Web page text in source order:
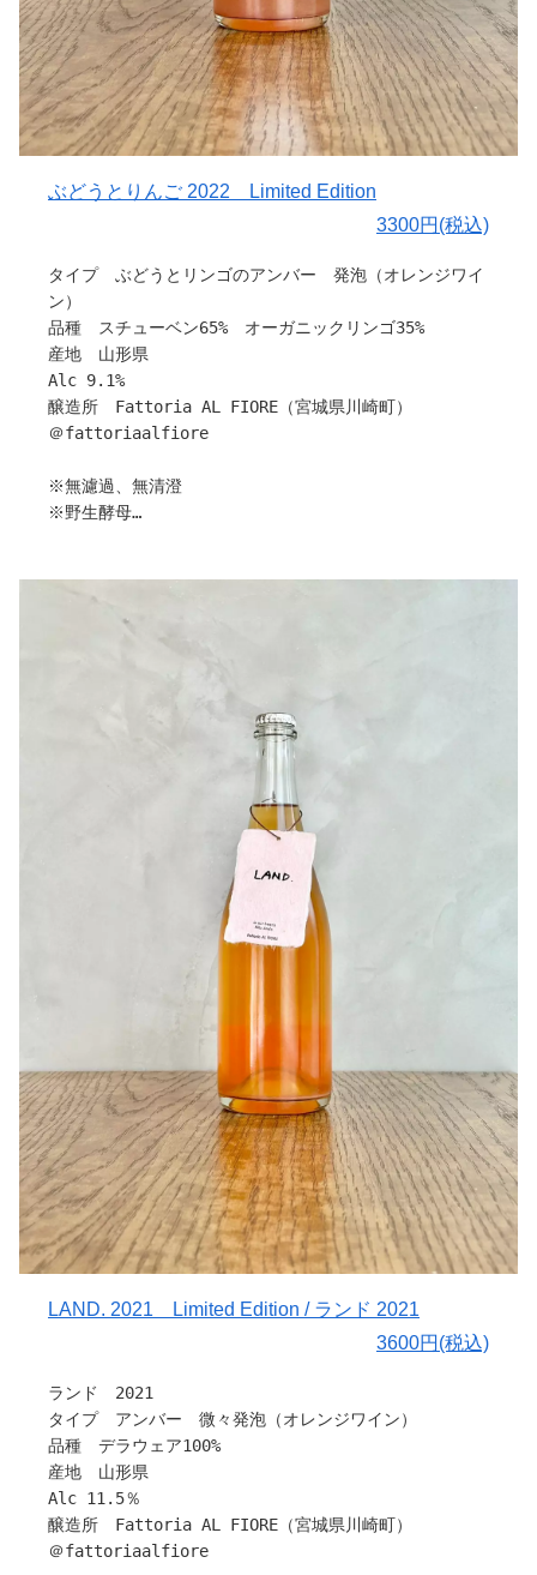
待って収穫したぶどうで仕込んでいるワインが、この ORO
となります。
⼤野農園のシャルドネは、2019 年に単醸で仕込める収穫
量となり、2021 年より樹も安定してまいりまして、更に
⾼品質のぶどうが収穫できています。
⼤野さんは、ぶどう栽培を 50 年近く続けるなかで、⽣⾷
培管理を私たちに任せていただきながら、御年 70 歳を過
ぎても尚、もう⼀度ワインぶどうに本気で取り組んでみた
その結果が、ORO のシャルドネであり、Rosso のメルロ
ーであります。
この 2 つの cuvée は、私にとっても⼤変思い⼊れがあ
る cuvée なのです。
最⾼の状態でバトンを渡して頂いた、この⾦ピカのぶどう
を、私の醸造で汚すことのなきように、丁寧に、丁寧に仕
込んでいきます。
通り、⾦ピカのワインになりました。
素晴らしいぶどうが、健全なまま、素晴らしいワインにな
普段より、ワインの状態を客観的判断のもと、なるべくみ
なさまがご納得していただける価格で、上代を設定してい
るつもりです。
まうと、なかなか今までの価格帯でのリリースで良いのだ
ろうかと不安になりました。
価格を安く設定し過ぎても、そのワインの価値を⾒出すこ
とはできないことと、情熱をワインぶどうに注ぐ⼤野 正
敏⽒への敬意を表するためにも、この価格設定とさせてい
もちろん、ご購⼊頂けるお客様にとっても、⼗分にご満⾜
頂ける内容だと思っております。
引用：Fattoria AL FIORE
れて、自重で出てきた果汁(フリーラン)のみを Piacere!
として使用し、Ciao! Ciao!は、残った果皮と種子の割合
が、果汁に対して200%使用しているので、タンニンもほど
ほどに出ております。
このワインのアプローチとして、発酵終了後すぐにおり引
きして瓶詰めするため、オリが下がり切らずに、少し濁り
瓶の中で、乳酸発酵が起きることで、ドライで少しタニッ
す。
〇皆様へメッセージ
Piacere! の兄弟分的位置付けの Ciao! Ciao!。
「じゃあね！またね！」という意味を込めて身構えず楽し
くお召し上がりください。
醸し期間が長い分、来年までゆっくり待ってあげると、さ
がりいただけることと思います。
抜栓後の経過もとても長く、1 週間して泡が抜けても、少
み比べも面白いですので、ぜひお試しください。
〇おすすめの楽しみ方
・シーン 家飲み外飲み問わず、暑い日はキンキンに冷し
ても良し、温度を上げても良い。
・グラス ガラスコップ/小さめのワイングラス
・お料理 そのまま乾杯/豚・ラムなどの肉料理/スパイス
をふんだんに使った料理/ソース料理
・飲みきり 抜栓から一週間程度
※上記はリリース時点での一例です。皆様の想像を膨らま
せながら、思い思いに楽しんでいただければ幸いです
・Label Design by Yuki Imamura
ぶどうとりんご 2022 Limited Edition
3300円(税込)
タイプ ぶどうとリンゴのアンバー 発泡（オレンジワイ
ン）
品種 スチューベン65% オーガニックリンゴ35%
産地 山形県
Alc 9.1%
醸造所 Fattoria AL FIORE（宮城県川崎町）
＠fattoriaalfiore
※無濾過、無清澄
※野生酵母
※生産本数859本
「ぶどうとりんご 2022」が届きました！
開栓するとすぐにシュワっと爽快なりんごの香りがぐんぐ
飲み始めは爽やかな酸味で軽快な印象なんですが、徐々に
りんごの蜜っぽさとぶどうの果実味がじわじわーっと現
れ、深いうま味を感じられます！
甘い完熟の香りと柑橘っぽいニュアンス。複雑味があるの
一気に飲み干してしまう！そんな一本(^^)
作り手さんから
〇リンゴについて
有機栽培でりんごを生産している山形県新庄市にある「リ
ンゴリらっぱ」代表の佐藤春樹さん。
サイダリー設立に向けて、新たなご縁をいただきました。
初めてリンゴリらっぱのりんごをかじった時に、このりん
ごであれば、絶対に美味しいシードルが仕込める！と、確
〇醸造について
ギリギリまで醸したりんごを絞り、樽発酵、樽熟成で仕込
んでいます。
そこに、ブラン・ド・ノワールで仕立てたスチューベン
と、さらにりんご果汁を合わせて瓶内二次発酵。
りんごの心地よい酸と、ぶどうのコクが相まって、とても
バランスの取れた、大人のサイダーに仕上がっておりま
LAND. 2021 Limited Edition / ランド 2021
3600円(税込)
ランド 2021
タイプ アンバー 微々発泡（オレンジワイン）
品種 デラウェア100%
産地 山形県
Alc 11.5％
醸造所 Fattoria AL FIORE（宮城県川崎町）
＠fattoriaalfiore